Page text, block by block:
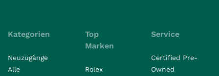
Kategorien
Neuzugänge
Alle
Top
Marken
Rolex
Service
Certified Pre-
Owned